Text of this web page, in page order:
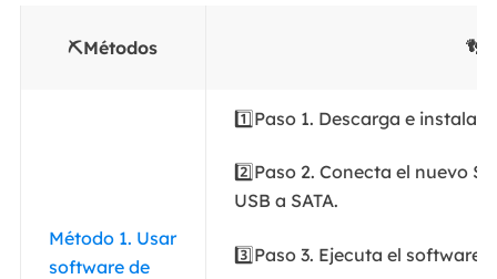
⛏️Métodos
Método 1. Usar
software de
1️⃣Paso 1. Descarga e instala
2️⃣Paso 2. Conecta el nuevo
USB a SATA.
3️⃣Paso 3. Ejecuta el software